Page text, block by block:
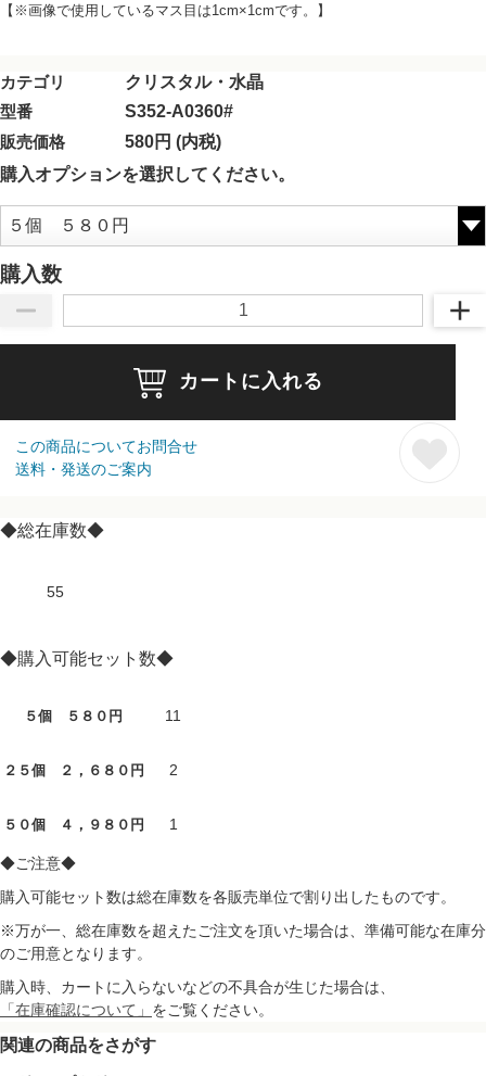
【※画像で使用しているマス目は1cm×1cmです。】
カテゴリ
クリスタル・水晶
型番
S352-A0360#
販売価格
580円 (内税)
購入オプションを選択してください。
購入数
カートに入れる
この商品についてお問合せ
送料・発送のご案内
◆総在庫数◆
55
◆購入可能セット数◆
５個 ５８０円 11
２５個 ２，６８０円 2
５０個 ４，９８０円 1
◆ご注意◆
購入可能セット数は総在庫数を各販売単位で割り出したものです。
※万が一、総在庫数を超えたご注文を頂いた場合は、準備可能な在庫分
のご用意となります。
購入時、カートに入らないなどの不具合が生じた場合は、
「在庫確認について」 をご覧ください。
関連の商品をさがす